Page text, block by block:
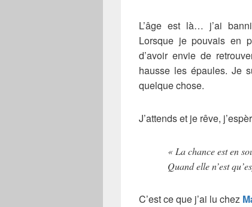
L’âge est là… j’ai
Lorsque je pouvais en
d’avoir envie de
hausse les épaules. Je
quelque chose.
J’attends et je rêve,
« La chance est en
Quand elle n’est
C’est ce que j’ai lu chez